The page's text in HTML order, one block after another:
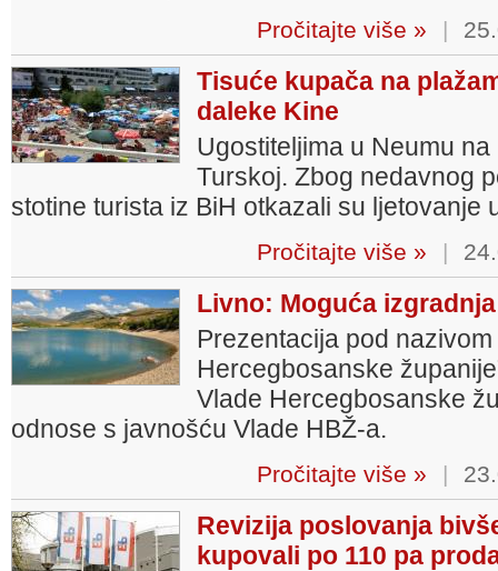
Pročitajte više » |
Tisuće kupača na
daleke Kine
Ugostiteljima u Neumu
Turskoj. Zbog nedavnog
stotine turista iz BiH otkazali su ljetovanje
Pročitajte više » |
Livno: Moguća
Prezentacija pod
Hercegbosanske
Vlade Hercegbosanske
odnose s javnošću Vlade HBŽ-a.
Pročitajte više » |
Revizija poslovanja
kupovali po 110 pa